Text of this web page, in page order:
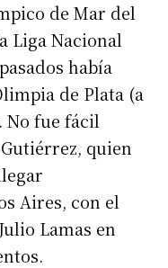
de Mar del
Liga Nacional
había
de Plata (a
No fue fácil
quien
Aires, con el
Lamas en